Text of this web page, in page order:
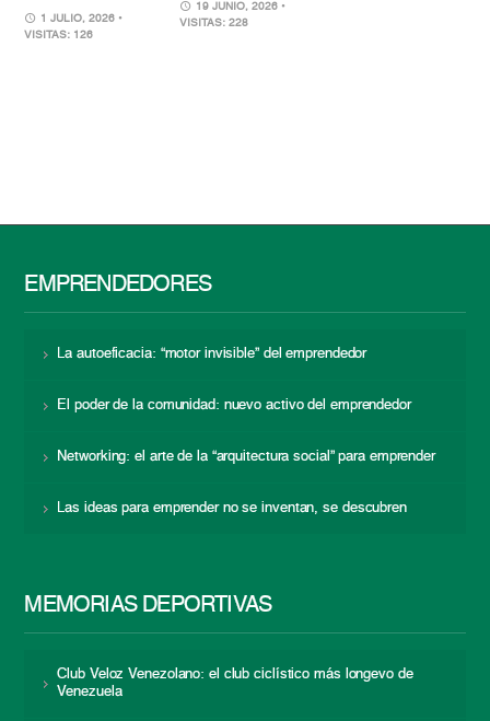
1 JULIO, 2026 •
VISITAS: 126
19 JUNIO, 2026 •
VISITAS: 228
EMPRENDEDORES
La autoeficacia: “motor invisible” del emprendedor
El poder de la comunidad: nuevo activo del emprendedor
Networking: el arte de la “arquitectura social” para emprender
Las ideas para emprender no se inventan, se descubren
MEMORIAS DEPORTIVAS
Club Veloz Venezolano: el club ciclístico más longevo de
Venezuela